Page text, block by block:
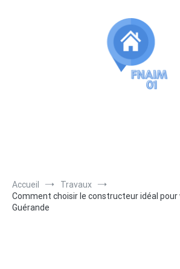
Accueil
Travaux
Comment choisir le constructeur idéal
Guérande